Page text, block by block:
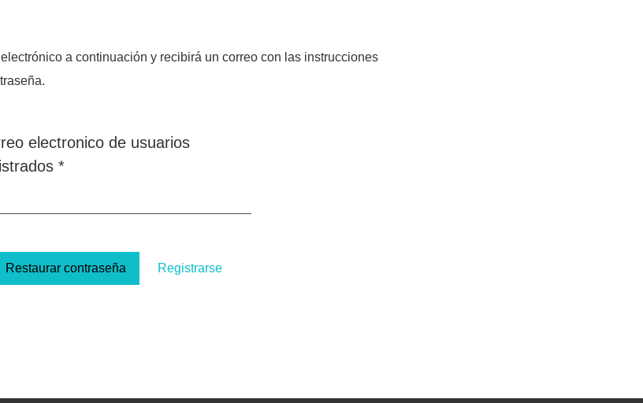
a continuación y recibirá un correo con las instrucciones
electronico de usuarios
*Obligatorio
Restaurar contraseña Registrarse